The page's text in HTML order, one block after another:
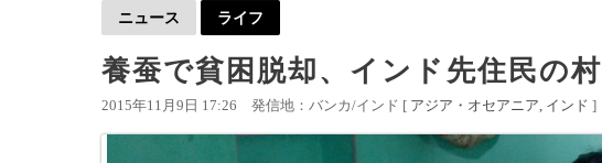
ニュース ライフ
養蚕で貧困脱却、インド先住民の村
2015年11月9日 17:26 発信地：バンカ/インド [ アジア・オセアニア インド ]